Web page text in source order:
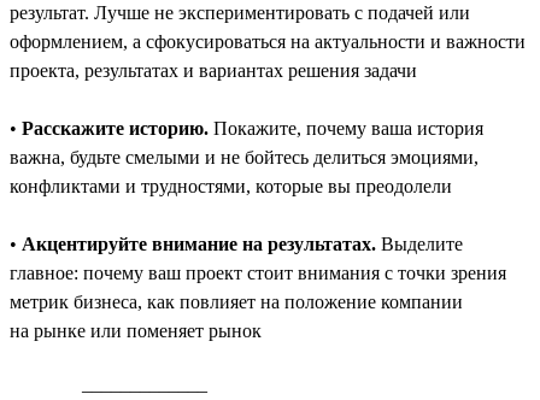
результат. Лучше не экспериментировать с подачей или
оформлением, а сфокусироваться на актуальности и важности
проекта, результатах и вариантах решения задачи
• Расскажите историю. Покажите, почему ваша история
важна, будьте смелыми и не бойтесь делиться эмоциями,
конфликтами и трудностями, которые вы преодолели
• Акцентируйте внимание на результатах. Выделите
главное: почему ваш проект стоит внимания с точки зрения
метрик бизнеса, как повлияет на положение компании
на рынке или поменяет рынок